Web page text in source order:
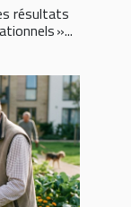
résultats
»...